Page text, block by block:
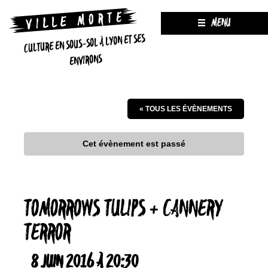
CULTURE EN SOUS-SOL À LYON ET SES
ENVIRONS
MENU
« TOUS LES ÉVÈNEMENTS
Cet évènement est passé
TOMORROWS TULIPS + CANNERY
TERROR
8 JUIN 2016 À 20:30